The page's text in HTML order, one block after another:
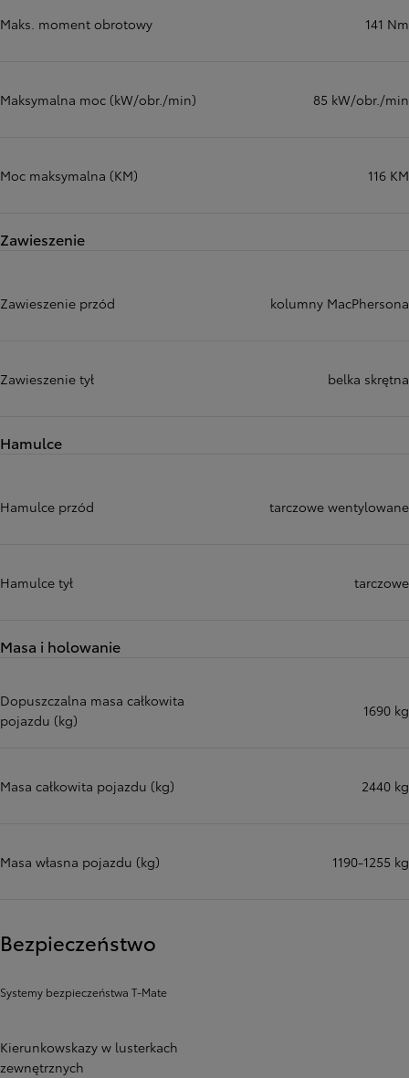
Maks. moment obrotowy 141 Nm
Maksymalna moc (kW/obr./min) 85 kW/obr./min
Moc maksymalna (KM) 116 KM
Zawieszenie
Zawieszenie przód kolumny MacPhersona
Zawieszenie tył belka skrętna
Hamulce
Hamulce przód tarczowe wentylowane
Hamulce tył tarczowe
Masa i holowanie
Dopuszczalna masa całkowita
pojazdu (kg)
1690 kg
Masa całkowita pojazdu (kg) 2440 kg
Masa własna pojazdu (kg) 1190-1255 kg
Bezpieczeństwo
Systemy bezpieczeństwa T-Mate
Kierunkowskazy w lusterkach
zewnętrznych